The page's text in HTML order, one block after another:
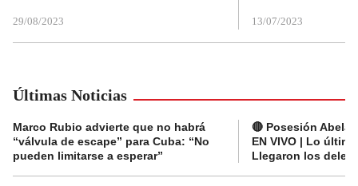
29/08/2023 13/07/2023
Últimas Noticias
Marco Rubio advierte que no habrá
“válvula de escape” para Cuba: “No
pueden limitarse a esperar”
🔴 Posesión
EN VIVO | Lo
Llegaron los